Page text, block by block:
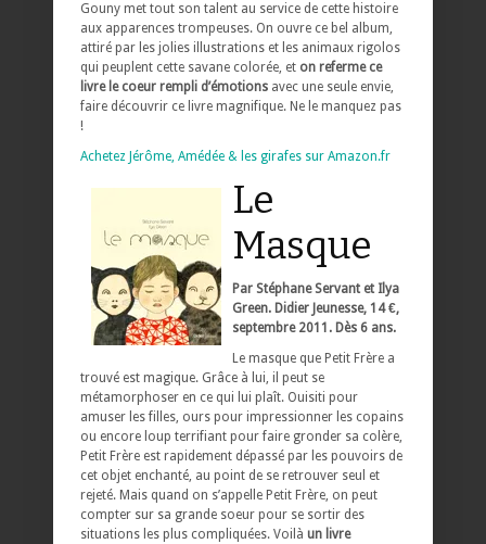
Gouny met tout son talent au service de cette histoire
aux apparences trompeuses. On ouvre ce bel album,
attiré par les jolies illustrations et les animaux rigolos
qui peuplent cette savane colorée, et on referme ce
livre le coeur rempli d’émotions avec une seule envie,
faire découvrir ce livre magnifique. Ne le manquez pas
!
Achetez Jérôme, Amédée & les girafes sur Amazon.fr
Le
Masque
Par Stéphane Servant et Ilya
Green. Didier Jeunesse, 14 €,
septembre 2011. Dès 6 ans.
Le masque que Petit Frère a
trouvé est magique. Grâce à lui, il peut se
métamorphoser en ce qui lui plaît. Ouisiti pour
amuser les filles, ours pour impressionner les copains
ou encore loup terrifiant pour faire gronder sa colère,
Petit Frère est rapidement dépassé par les pouvoirs de
cet objet enchanté, au point de se retrouver seul et
rejeté. Mais quand on s’appelle Petit Frère, on peut
compter sur sa grande soeur pour se sortir des
situations les plus compliquées. Voilà un livre